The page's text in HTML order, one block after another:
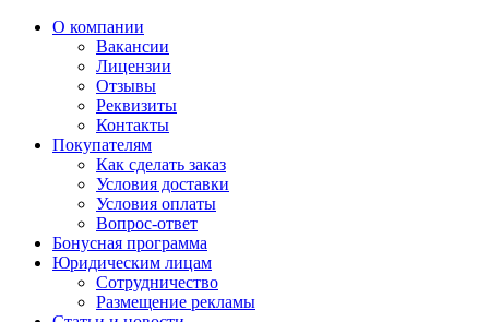
О компании
Вакансии
Лицензии
Отзывы
Реквизиты
Контакты
Покупателям
Как сделать заказ
Условия доставки
Условия оплаты
Вопрос-ответ
Бонусная программа
Юридическим лицам
Сотрудничество
Размещение рекламы